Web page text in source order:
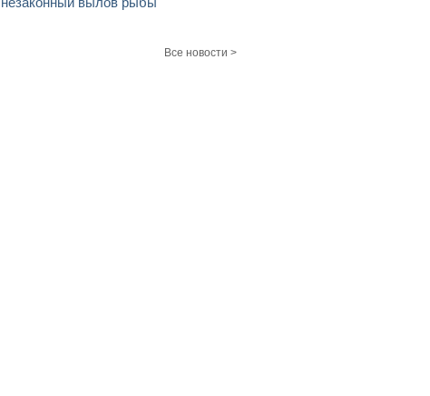
Все новости >